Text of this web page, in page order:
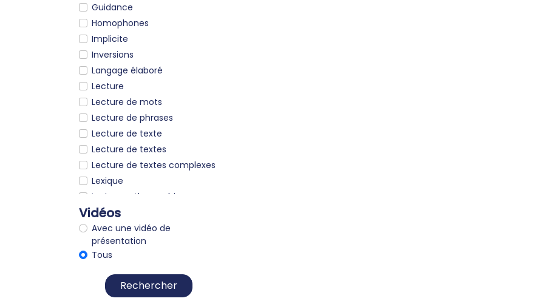
Guidance
Homophones
Implicite
Inversions
Langage élaboré
Lecture
Lecture de mots
Lecture de phrases
Lecture de texte
Lecture de textes
Lecture de textes complexes
Lexique
Lexique orthographique
Logique - raisonnement
Mémoire
Métaphores
Morphologie
Morphosyntaxe
Opérations
Vidéos
Avec une vidéo de
présentation
Tous
Rechercher